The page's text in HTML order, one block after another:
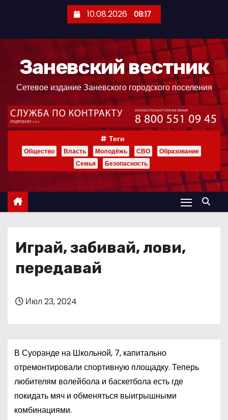
ж
10.08.2026 08:17
Заневский вестник
Сетевое издание Заневского городского поселения
Теги
Общество Власть Молодёжь СВО
Образование
Семья
Безопасность
Играй, забивай, лови,
передавай
Июл 23, 2024
В Суоранде на Школьной, 7, капитально
отремонтировали спортивную площадку. Теперь
любителям волейбола и баскетбола есть где
покидать мяч и обменяться выигрышными
комбинациями.